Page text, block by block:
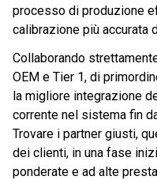
processo di produzione
calibrazione più accurata
Collaborando
OEM e Tier 1, di
la migliore integrazione
corrente nel sistema fin
Trovare i partner giusti,
dei clienti, in una fase
ponderate e ad alte